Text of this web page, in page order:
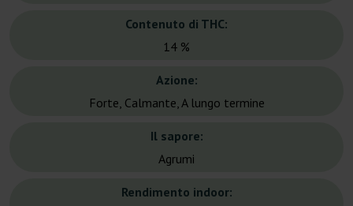
Contenuto di THC:
14 %
Azione:
Forte, Calmante, A lungo termine
Il sapore:
Agrumi
Rendimento indoor: